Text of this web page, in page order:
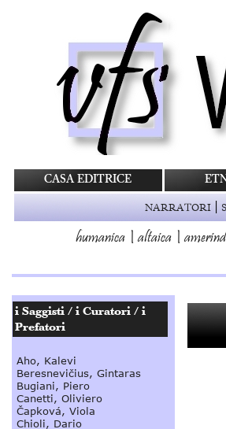
CASA EDITRICE
NARRATORI |
humanica |altaica |